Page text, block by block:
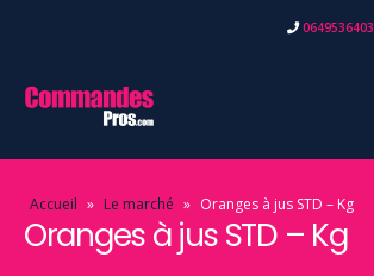
0649536403
Accueil » Le marché » Oranges à jus STD – Kg
Oranges à jus STD – Kg